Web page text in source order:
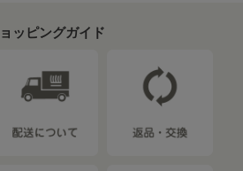
ッピングガイド